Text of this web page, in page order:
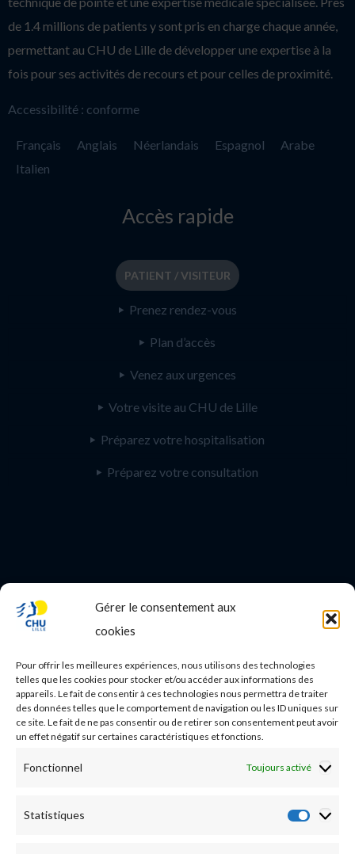
Gérer le consentement aux
cookies
Pour offrir les meilleures expériences, nous utilisons des technologies
telles que les cookies pour stocker et/ou accéder aux informations des
appareils. Le fait de consentir à ces technologies nous permettra de traiter
des données telles que le comportement de navigation ou les ID uniques sur
ce site. Le fait de ne pas consentir ou de retirer son consentement peut avoir
un effet négatif sur certaines caractéristiques et fonctions.
Fonctionnel Toujours activé
Statistiques
de 1.4 millions de patients y sont pris en charge chaque année,
permettant au CHU de Lille de développer une expertise à la
fois pour ses activités de recours et pour celles de proximité.
Accessibilité : conforme
Français Anglais Néerlandais Espagnol
Arabe
Italien
Accès rapide
PATIENT / VISITEUR
Prenez rendez-vous
Plan d’accès
Venez aux urgences
Votre visite au CHU de Lille
Préparez votre hospitalisation
Préparez votre consultation
PROFESSIONNEL DE SANTE
Nos essais cliniques
Ecoles paramédicales